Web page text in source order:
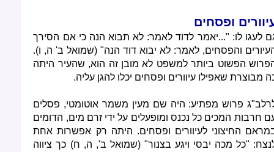
ופסחים
לעגו לו: "...יאמר לדוד לאמר: לא תבוא הנה כי אם הסירך
והפסחים, לאמר: לא יבוא דוד הנה" (שמואל ב' ה, ו).
הפשוט ביותר למשפט לא מובן זה הוא, שהעיר היתה
מבוצרת שאפילו עיוורים ופסחים יכלו להגן עליה.
פרוש מפתיע: היה שם מעין משמר אוטומטי, פסלים
חרבות המכים כל נכנס ומופעלים על ידי זרם מים, הדומים
החיצוני לעיוורים ופסחים. היתה רק אפשרות אחת
"כל מכה יבסי ויגע בצנור" (שמואל ב', ה, ח) כך ציווה